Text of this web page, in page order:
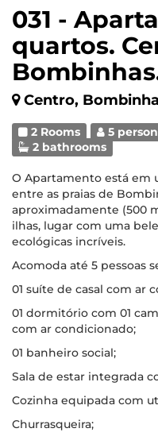
031 -
quartos.
Centro,
2 Rooms 5
2 bathrooms
O Apartamento está em
entre as praias de
aproximadamente (500
ilhas, lugar com uma
ecológicas incríveis.
Acomoda até 5 pessoas
01 suíte de casal com ar
01 dormitório com 01
com ar condicionado;
01 banheiro social;
Sala de estar integrada
Cozinha equipada com
Churrasqueira;